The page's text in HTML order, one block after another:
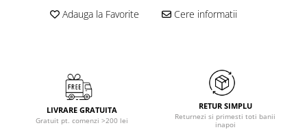
Adauga la Favorite Cere informatii
LIVRARE GRATUITA
Gratuit pt. comenzi >200 lei
RETUR SIMPLU
Returnezi si primesti toti banii
inapoi